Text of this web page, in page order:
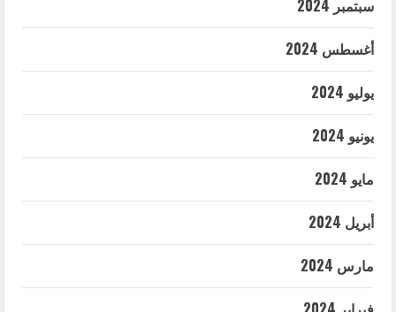
سبتمبر 2024
أغسطس 2024
يوليو 2024
يونيو 2024
مايو 2024
أبريل 2024
مارس 2024